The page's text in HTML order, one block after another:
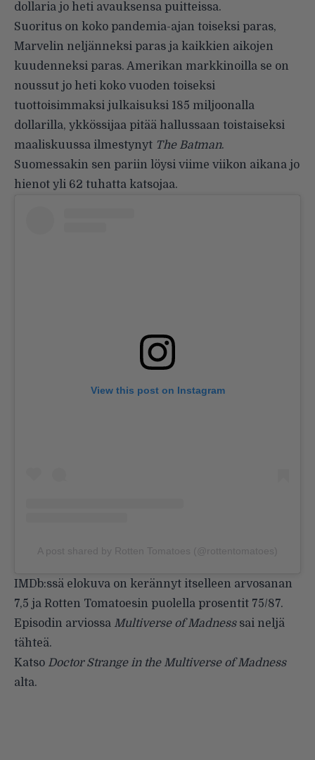
dollaria jo heti avauksensa puitteissa.
Suoritus on koko pandemia-ajan toiseksi paras,
Marvelin neljänneksi paras ja kaikkien aikojen
kuudenneksi paras. Amerikan markkinoilla se on
noussut jo heti koko vuoden toiseksi
tuottoisimmaksi julkaisuksi 185 miljoonalla
dollarilla, ykkössijaa pitää hallussaan toistaiseksi
maaliskuussa ilmestynyt The Batman.
Suomessakin sen pariin löysi viime viikon aikana jo
hienot yli 62 tuhatta katsojaa.
View this post on Instagram
A post shared by Rotten Tomatoes (@rottentomatoes)
IMDb:ssä elokuva on kerännyt itselleen arvosanan
7,5 ja Rotten Tomatoesin puolella prosentit 75/87.
Episodin arviossa Multiverse of Madnesssai neljä
tähteä.
Katso Doctor Strange in the Multiverse of Madness
alta.